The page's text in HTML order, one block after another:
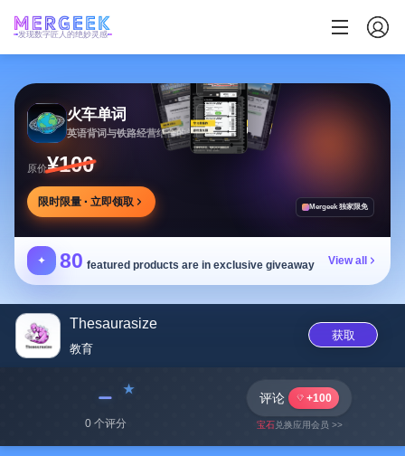
发现数字匠人的绝妙灵感
火车单词
英语背词与铁路经营结合的学习游戏，边玩边学
原价¥100
限时限量 · 立即领取 Mergeek 独家限免
✦ 80 featured products are in exclusive giveaway View all
Thesaurasize
教育
获取
﹣
0 个评分
评论 +100
宝石兑换应用会员 >>